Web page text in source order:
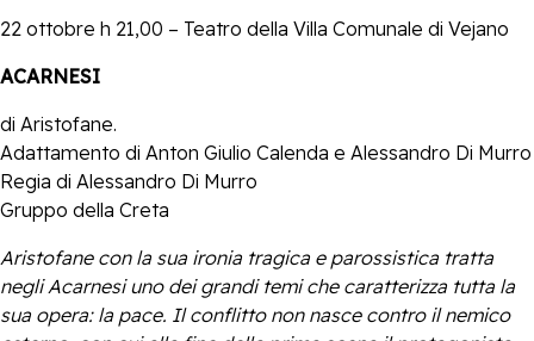
22 ottobre h 21,00 – Teatro della Villa Comunale di Vejano
ACARNESI
di Aristofane.
Adattamento di Anton Giulio Calenda e Alessandro Di Murro
Regia di Alessandro Di Murro
Gruppo della Creta
Aristofane con la sua ironia tragica e parossistica tratta
negli Acarnesi uno dei grandi temi che caratterizza tutta la
sua opera: la pace. Il conflitto non nasce contro il nemico